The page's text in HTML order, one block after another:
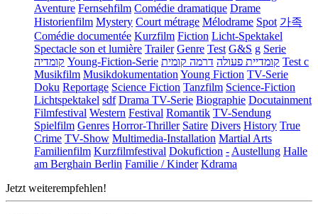
Aventure Fernsehfilm Comédie dramatique Drame
Historienfilm Mystery Court métrage Mélodrame Spot 가족
Comédie documentée Kurzfilm Fiction Licht-Spektakel
Spectacle son et lumière Trailer Genre Test G&S g Serie
קומדיה Young-Fiction-Serie קומדיית פעולה דרמה קומית
Test c
Musikfilm Musikdokumentation Young Fiction TV-Serie
Doku Reportage Science Fiction Tanzfilm Science-Fiction
Lichtspektakel sdf Drama TV-Serie Biographie Docutainment
Filmfestival Western Festival Romantik TV-Sendung
Spielfilm Genres Horror-Thriller Satire Divers History True
Crime TV-Show Multimedia-Installation Martial Arts
Familienfilm Kurzfilmfestival Dokufiction - Austellung Halle
am Berghain Berlin Familie / Kinder Kdrama
Jetzt weiterempfehlen!